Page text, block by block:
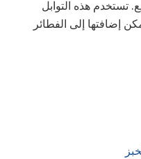
تستخدم هذه التوابل
إضافتها إلى الفطائر